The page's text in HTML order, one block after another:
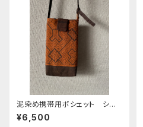
泥染め携帯用ポシェット シピ
ボ族の泥染め シンプルで軽い
¥6,500